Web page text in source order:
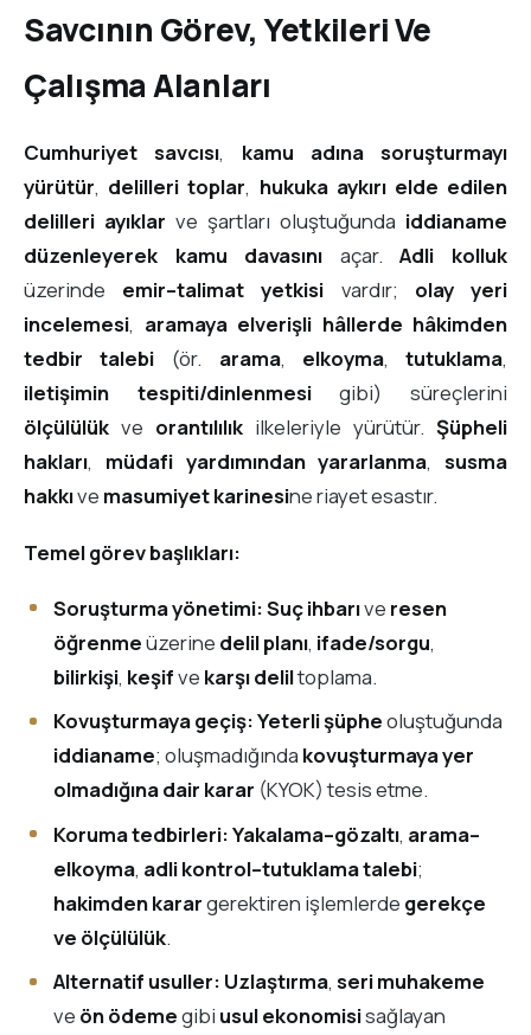
Savcının Görev, Yetkileri Ve
Çalışma Alanları
Cumhuriyet savcısı, kamu adına soruşturmayı
yürütür, delilleri toplar, hukuka aykırı elde edilen
delilleri ayıklar ve şartları oluştuğunda iddianame
düzenleyerek
kamu davasını açar.Adli kolluk
üzerinde emir–talimat yetkisi vardır; olay yeri
incelemesi, aramaya elverişli hâllerde hâkimden
tedbir talebi (ör. arama, elkoyma,tutuklama,
iletişimin tespiti/dinlenmesigibi) süreçlerini
ölçülülük ve orantılılık ilkeleriyle yürütür. Şüpheli
hakları, müdafi yardımından yararlanma, susma
hakkıve masumiyet karinesine riayet esastır.
Temel görev başlıkları:
Soruşturma yönetimi:Suç ihbarıve resen
öğrenmeüzerine delil planı, ifade/sorgu,
bilirkişi, keşifve karşı deliltoplama.
Kovuşturmaya geçiş:Yeterli şüpheoluştuğunda
iddianame; oluşmadığında kovuşturmaya yer
olmadığına dair karar (KYOK) tesis etme.
Koruma tedbirleri:Yakalama–gözaltı, arama–
elkoyma, adli kontrol–tutuklama talebi;
hakimden karargerektiren işlemlerde gerekçe
ve ölçülülük.
Alternatif usuller: Uzlaştırma, seri muhakeme
ve ön ödemegibi usul ekonomisisağlayan